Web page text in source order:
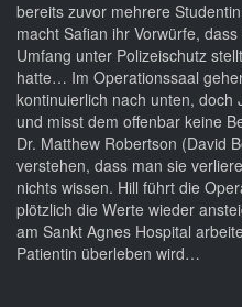
bereits zuvor mehrere
macht Safian ihr Vorwürfe,
Umfang unter Polizeischutz
hatte… Im Operationssaal
kontinuierlich nach unten,
und misst dem offenbar keine
Dr. Matthew Robertson (David
verstehen, dass man sie
nichts wissen. Hill führt die
plötzlich die Werte wieder
am Sankt Agnes Hospital
Patientin überleben wird…